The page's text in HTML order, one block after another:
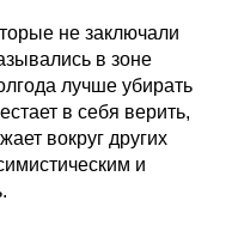
не заключали
в зоне
лучше убирать
в себя верить,
вокруг других
и